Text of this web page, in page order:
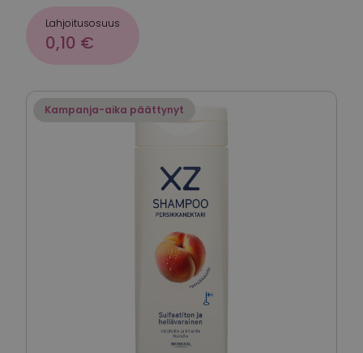
Lahjoitusosuus
0,10 €
Kampanja-aika päättynyt